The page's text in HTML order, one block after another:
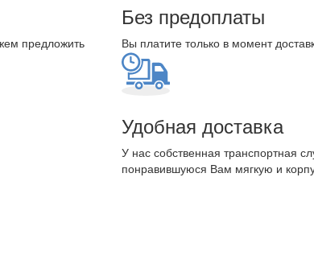
предложить
Без предоплаты
Вы платите только в момент
Удобная доставка
У нас собственная транспортная
понравившуюся Вам мягкую и